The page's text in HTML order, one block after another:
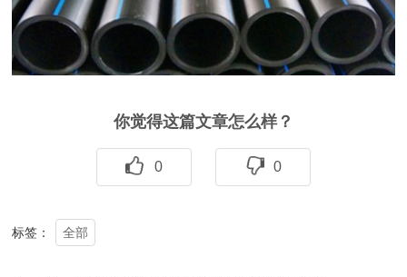
你觉得这篇文章怎么样？
0 0
标签： 全部